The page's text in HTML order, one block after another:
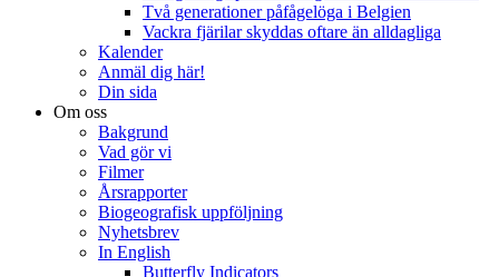
Två generationer påfågelöga i Belgien
Vackra fjärilar skyddas oftare än alldagliga
Kalender
Anmäl dig här!
Din sida
Om oss
Bakgrund
Vad gör vi
Filmer
Årsrapporter
Biogeografisk uppföljning
Nyhetsbrev
In English
Butterfly Indicators